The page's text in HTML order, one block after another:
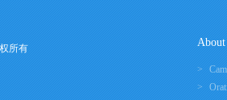
所有 About